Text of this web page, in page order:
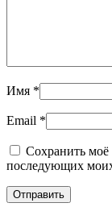
Имя *
Email *
Сохранить моё
последующих